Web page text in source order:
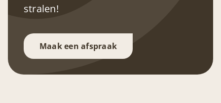
stralen!
Maak een afspraak